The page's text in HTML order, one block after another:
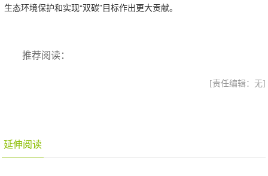
生态环境保护和实现“双碳”目标作出更大贡献。
推荐阅读：
[责任编辑：无]
延伸阅读